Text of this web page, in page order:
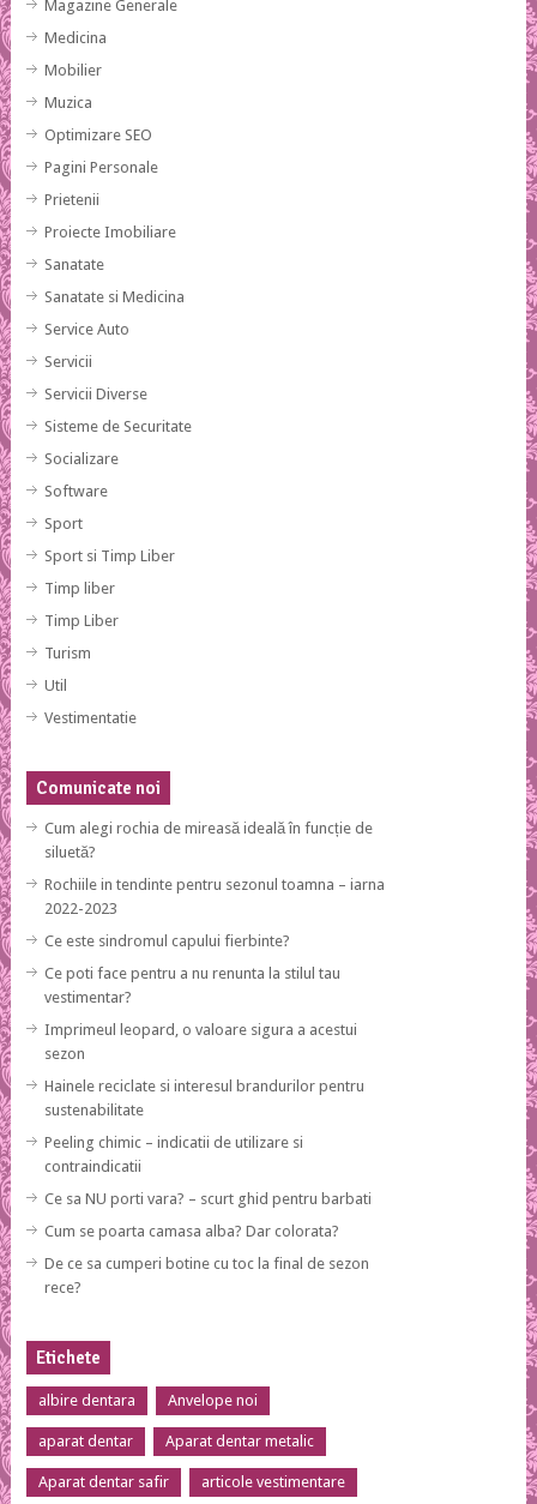
Magazine Generale
Medicina
Mobilier
Muzica
Optimizare SEO
Pagini Personale
Prietenii
Proiecte Imobiliare
Sanatate
Sanatate si Medicina
Service Auto
Servicii
Servicii Diverse
Sisteme de Securitate
Socializare
Software
Sport
Sport si Timp Liber
Timp liber
Timp Liber
Turism
Util
Vestimentatie
Comunicate noi
Cum alegi rochia de mireasă ideală în funcție de
siluetă?
Rochiile in tendinte pentru sezonul toamna – iarna
2022-2023
Ce este sindromul capului fierbinte?
Ce poti face pentru a nu renunta la stilul tau
vestimentar?
Imprimeul leopard, o valoare sigura a acestui
sezon
Hainele reciclate si interesul brandurilor pentru
sustenabilitate
Peeling chimic – indicatii de utilizare si
contraindicatii
Ce sa NU porti vara? – scurt ghid pentru barbati
Cum se poarta camasa alba? Dar colorata?
De ce sa cumperi botine cu toc la final de sezon
rece?
Etichete
albire dentara Anvelope noi
aparat dentar Aparat dentar metalic
Aparat dentar safir articole vestimentare